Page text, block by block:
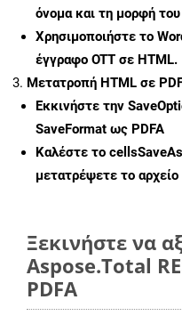
όνομα και τη μορφή
Χρησιμοποιήστε το
έγγραφο OTT σε HTML.
Μετατροπή HTML σε
Εκκινήστε την
SaveFormat ως PDFA
Καλέστε το
μετατρέψετε το
Ξεκινήστε να
Aspose.Total
PDFA